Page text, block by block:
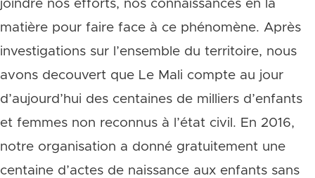
joindre nos efforts, nos connaissances en la
matière pour faire face à ce phénomène. Après
investigations sur l’ensemble du territoire, nous
avons decouvert que Le Mali compte au jour
d’aujourd’hui des centaines de milliers d’enfants
et femmes non reconnus à l’état civil. En 2016,
notre organisation a donné gratuitement une
centaine d’actes de naissance aux enfants sans